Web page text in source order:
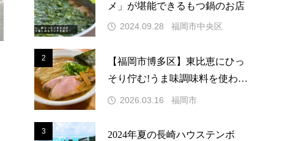
メ」が堪能できるもつ鍋のお店
2024.09.28 福岡市中央区
2
【福岡市博多区】東比恵にひっ
そり佇む!うま味調味料を使わな
い醤油スープのラーメン店!
2026.03.16 福岡市
3
2024年夏の長崎ハウステンボ